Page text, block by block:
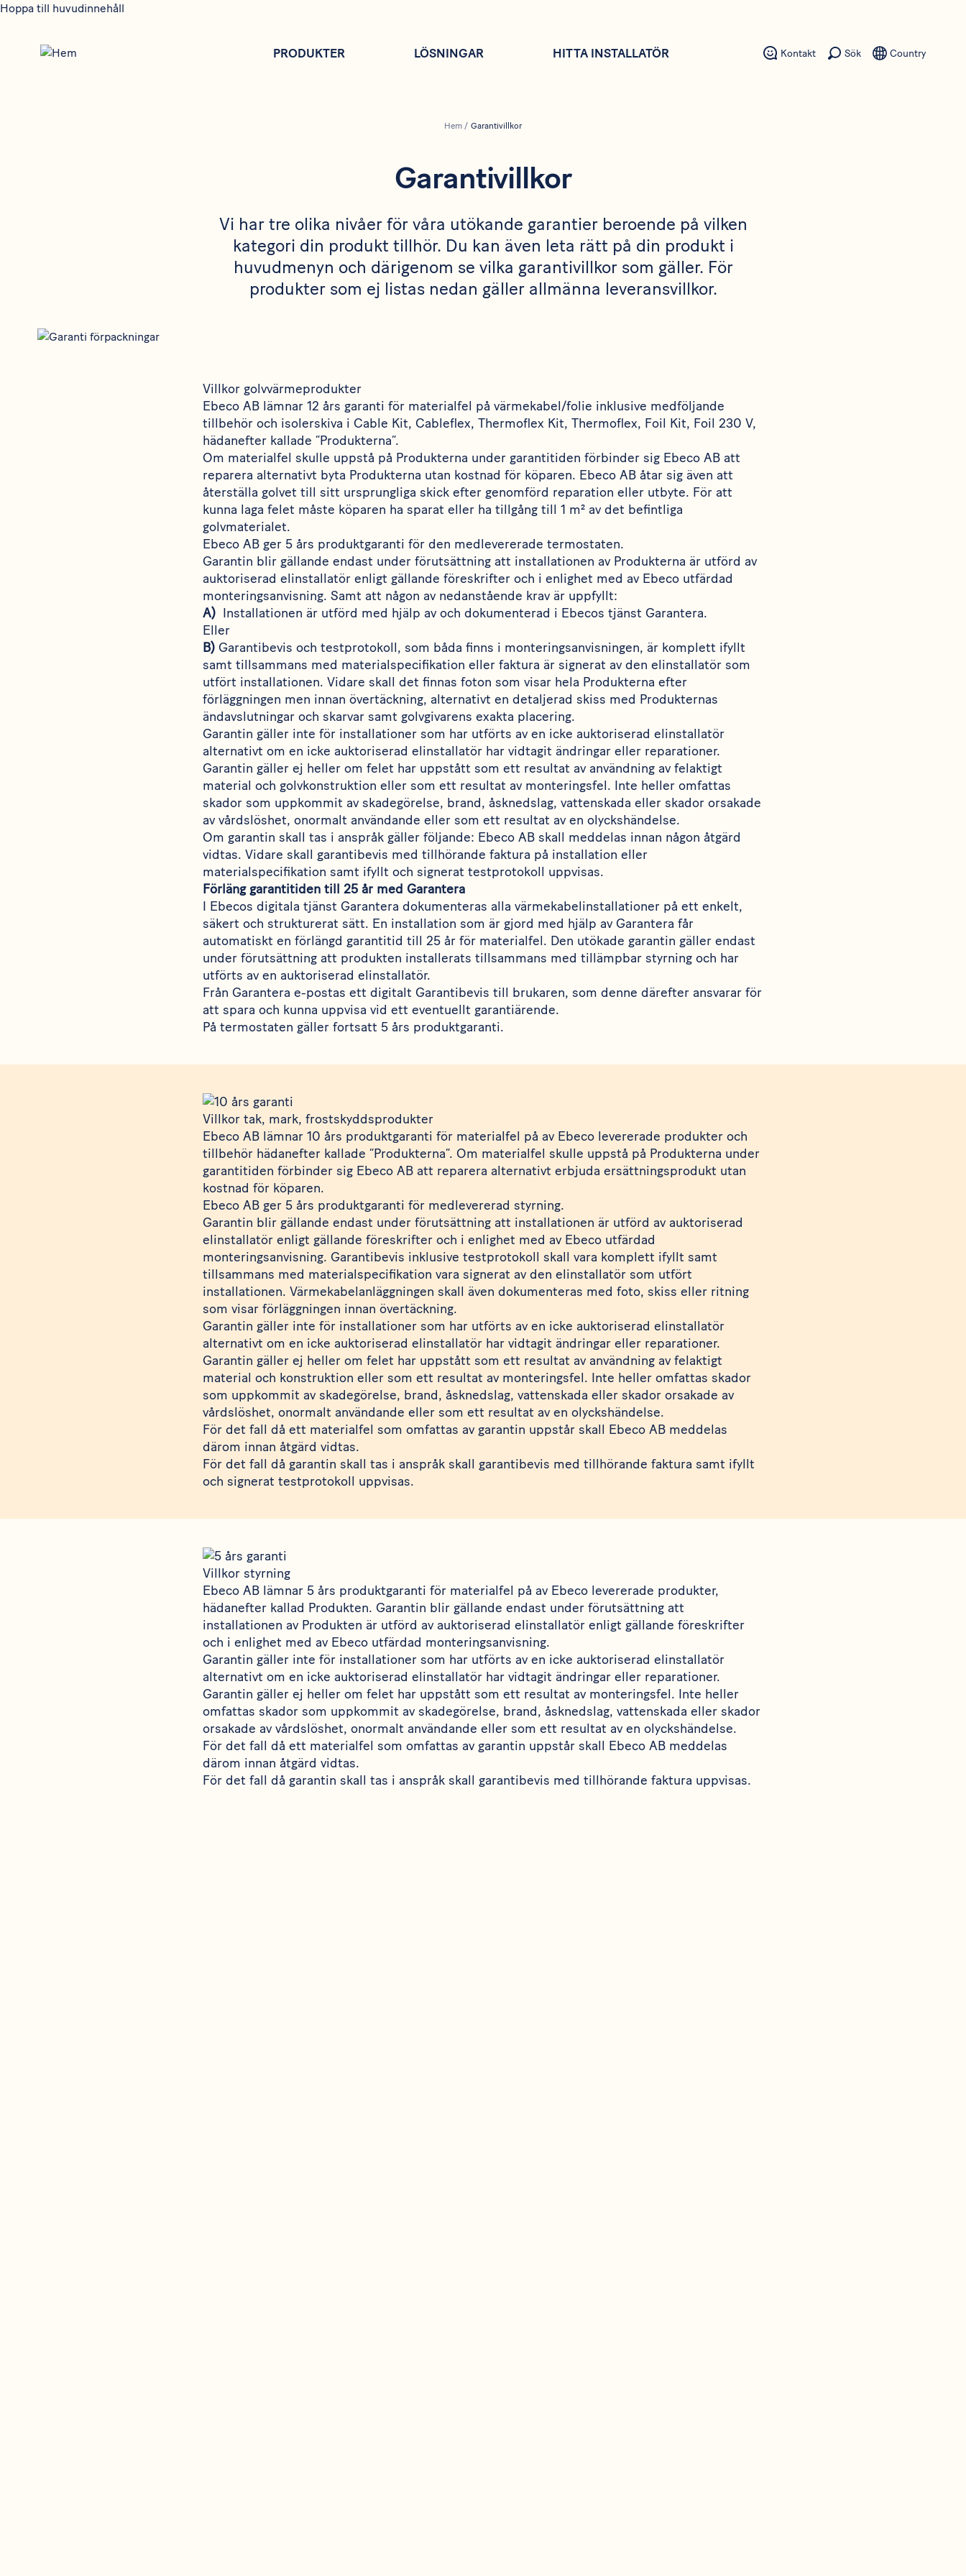
Hoppa till huvudinnehåll
PRODUKTER LÖSNINGAR HITTA INSTALLATÖR Kontakt Sök Country
Hem / Garantivillkor
Garantivillkor
Vi har tre olika nivåer för våra utökande garantier beroende på vilken
kategori din produkt tillhör. Du kan även leta rätt på din produkt i
huvudmenyn och därigenom se vilka garantivillkor som gäller. För
produkter som ej listas nedan gäller allmänna leveransvillkor.
Villkor golvvärmeprodukter
Ebeco AB lämnar 12 års garanti för materialfel på värmekabel/folie inklusive medföljande
tillbehör och isolerskiva i Cable Kit, Cableflex, Thermoflex Kit, Thermoflex, Foil Kit, Foil 230 V,
hädanefter kallade ”Produkterna”.
Om materialfel skulle uppstå på Produkterna under garantitiden förbinder sig Ebeco AB att
reparera alternativt byta Produkterna utan kostnad för köparen. Ebeco AB åtar sig även att
återställa golvet till sitt ursprungliga skick efter genomförd reparation eller utbyte. För att
kunna laga felet måste köparen ha sparat eller ha tillgång till 1 m² av det befintliga
golvmaterialet.
Ebeco AB ger 5 års produktgaranti för den medlevererade termostaten.
Garantin blir gällande endast under förutsättning att installationen av Produkterna är utförd av
auktoriserad elinstallatör enligt gällande föreskrifter och i enlighet med av Ebeco utfärdad
monteringsanvisning. Samt att någon av nedanstående krav är uppfyllt:
A) Installationen är utförd med hjälp av och dokumenterad i Ebecos tjänst Garantera.
Eller
B) Garantibevis och testprotokoll, som båda finns i monteringsanvisningen, är komplett ifyllt
samt tillsammans med materialspecifikation eller faktura är signerat av den elinstallatör som
utfört installationen. Vidare skall det finnas foton som visar hela Produkterna efter
förläggningen men innan övertäckning, alternativt en detaljerad skiss med Produkternas
ändavslutningar och skarvar samt golvgivarens exakta placering.
Garantin gäller inte för installationer som har utförts av en icke auktoriserad elinstallatör
alternativt om en icke auktoriserad elinstallatör har vidtagit ändringar eller reparationer.
Garantin gäller ej heller om felet har uppstått som ett resultat av användning av felaktigt
material och golvkonstruktion eller som ett resultat av monteringsfel. Inte heller omfattas
skador som uppkommit av skadegörelse, brand, åsknedslag, vattenskada eller skador orsakade
av vårdslöshet, onormalt användande eller som ett resultat av en olyckshändelse.
Om garantin skall tas i anspråk gäller följande: Ebeco AB skall meddelas innan någon åtgärd
vidtas. Vidare skall garantibevis med tillhörande faktura på installation eller
materialspecifikation samt ifyllt och signerat testprotokoll uppvisas.
Förläng garantitiden till 25 år med Garantera
I Ebecos digitala tjänst Garantera dokumenteras alla värmekabelinstallationer på ett enkelt,
säkert och strukturerat sätt. En installation som är gjord med hjälp av Garantera får
automatiskt en förlängd garantitid till 25 år för materialfel. Den utökade garantin gäller endast
under förutsättning att produkten installerats tillsammans med tillämpbar styrning och har
utförts av en auktoriserad elinstallatör.
Från Garantera e-postas ett digitalt Garantibevis till brukaren, som denne därefter ansvarar för
att spara och kunna uppvisa vid ett eventuellt garantiärende.
På termostaten gäller fortsatt 5 års produktgaranti.
Villkor tak, mark, frostskyddsprodukter
Ebeco AB lämnar 10 års produktgaranti för materialfel på av Ebeco levererade produkter och
tillbehör hädanefter kallade ”Produkterna”. Om materialfel skulle uppstå på Produkterna under
garantitiden förbinder sig Ebeco AB att reparera alternativt erbjuda ersättningsprodukt utan
kostnad för köparen.
Ebeco AB ger 5 års produktgaranti för medlevererad styrning.
Garantin blir gällande endast under förutsättning att installationen är utförd av auktoriserad
elinstallatör enligt gällande föreskrifter och i enlighet med av Ebeco utfärdad
monteringsanvisning. Garantibevis inklusive testprotokoll skall vara komplett ifyllt samt
tillsammans med materialspecifikation vara signerat av den elinstallatör som utfört
installationen. Värmekabelanläggningen skall även dokumenteras med foto, skiss eller ritning
som visar förläggningen innan övertäckning.
Garantin gäller inte för installationer som har utförts av en icke auktoriserad elinstallatör
alternativt om en icke auktoriserad elinstallatör har vidtagit ändringar eller reparationer.
Garantin gäller ej heller om felet har uppstått som ett resultat av användning av felaktigt
material och konstruktion eller som ett resultat av monteringsfel. Inte heller omfattas skador
som uppkommit av skadegörelse, brand, åsknedslag, vattenskada eller skador orsakade av
vårdslöshet, onormalt användande eller som ett resultat av en olyckshändelse.
För det fall då ett materialfel som omfattas av garantin uppstår skall Ebeco AB meddelas
därom innan åtgärd vidtas.
För det fall då garantin skall tas i anspråk skall garantibevis med tillhörande faktura samt ifyllt
och signerat testprotokoll uppvisas.
Villkor styrning
Ebeco AB lämnar 5 års produktgaranti för materialfel på av Ebeco levererade produkter,
hädanefter kallad Produkten. Garantin blir gällande endast under förutsättning att
installationen av Produkten är utförd av auktoriserad elinstallatör enligt gällande föreskrifter
och i enlighet med av Ebeco utfärdad monteringsanvisning.
Garantin gäller inte för installationer som har utförts av en icke auktoriserad elinstallatör
alternativt om en icke auktoriserad elinstallatör har vidtagit ändringar eller reparationer.
Garantin gäller ej heller om felet har uppstått som ett resultat av monteringsfel. Inte heller
omfattas skador som uppkommit av skadegörelse, brand, åsknedslag, vattenskada eller skador
orsakade av vårdslöshet, onormalt användande eller som ett resultat av en olyckshändelse.
För det fall då ett materialfel som omfattas av garantin uppstår skall Ebeco AB meddelas
därom innan åtgärd vidtas.
För det fall då garantin skall tas i anspråk skall garantibevis med tillhörande faktura uppvisas.